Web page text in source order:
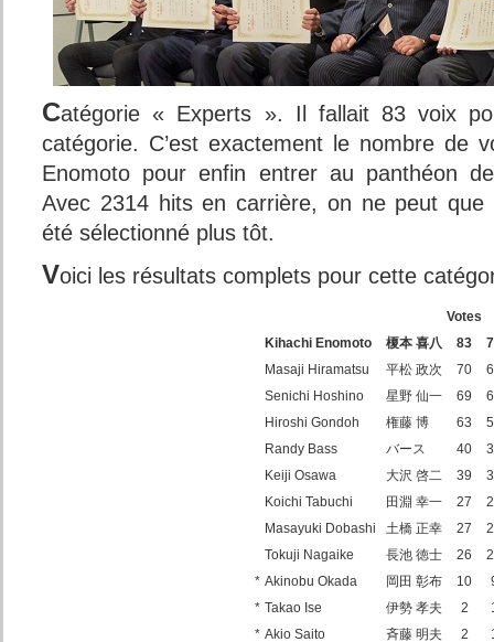
Catégorie « Experts ». Il fallait 83 voix
catégorie. C’est exactement le nombre de
Enomoto pour enfin entrer au panthéon
Avec 2314 hits en carrière, on ne peut que
été sélectionné plus tôt.
Voici les résultats complets pour cette
Votes
Kihachi Enomoto
榎本 喜八 83
Masaji Hiramatsu
平松 政次 70
Senichi Hoshino
星野 仙一 69
Hiroshi Gondoh
権藤 博 63
Randy Bass
バース 40
Keiji Osawa
大沢 啓二 39
Koichi Tabuchi
田淵 幸一 27
Masayuki Dobashi
土橋 正幸 27
Tokuji Nagaike
長池 徳士 26
* Akinobu Okada 岡田 彰布 10
* Takao Ise 伊勢 孝夫 2
* Akio Saito 斉藤 明夫 2